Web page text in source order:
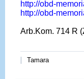
http://obd-
http://obd-
Arb.Kom. 714 R
Tamara